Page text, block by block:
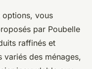
options, vous
par Poubelle
raffinés et
des ménages,